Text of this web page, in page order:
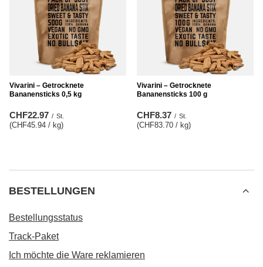
Vivarini – Getrocknete
Bananensticks 0,5 kg
CHF22.97 / St.
(CHF45.94 / kg)
Vivarini – Getrocknete
Bananensticks 100 g
CHF8.37 / St.
(CHF83.70 / kg)
BESTELLUNGEN
Bestellungsstatus
Track-Paket
Ich möchte die Ware reklamieren